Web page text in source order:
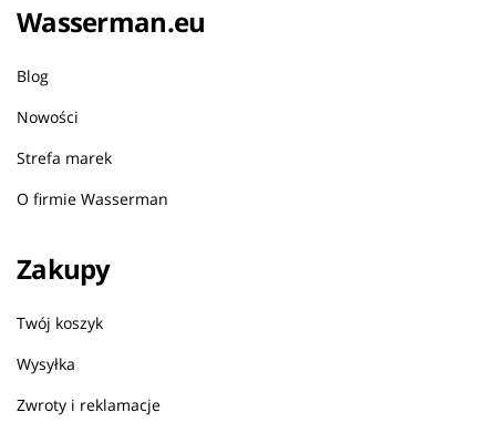
Wasserman.eu
Blog
Nowości
Strefa marek
O firmie Wasserman
Zakupy
Twój koszyk
Wysyłka
Zwroty i reklamacje